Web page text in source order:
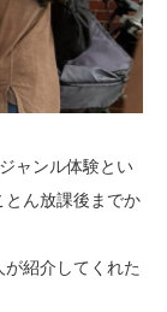
ャンル体験とい
とん放課後までか
紹介してくれた